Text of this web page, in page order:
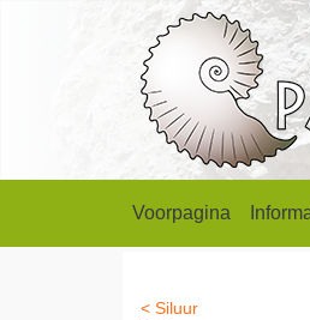
Voorpagina
< Siluur